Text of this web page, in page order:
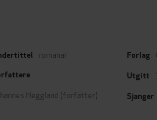
romanar
Heggland (forfatter)
Forlag
Utgitt
Sjanger